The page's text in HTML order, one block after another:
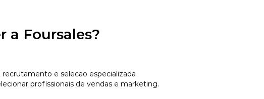
a Foursales?
e selecao especializada
profissionais de vendas e marketing.